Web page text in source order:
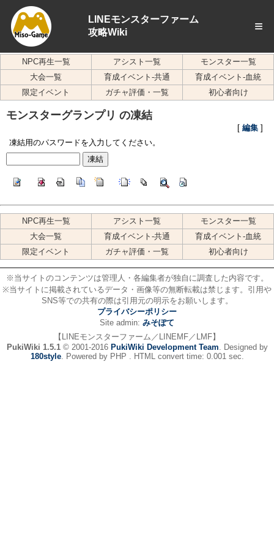
LINEモンスターファーム
攻略Wiki
≡
NPC再生一覧 アシスト一覧
モンスター一覧
大会一覧
育成イベント-共通
育成イベント-血統
限定イベント
ガチャ評価・一覧 初心者向け
モンスターグランプリ の凍結
[ 編集 ]
凍結用のパスワードを入力してください。
NPC再生一覧 アシスト一覧
モンスター一覧
大会一覧
育成イベント-共通
育成イベント-血統
限定イベント
ガチャ評価・一覧 初心者向け
※当サイトのコンテンツは管理人・各編集者が独自に調査した内容です。
※当サイトに掲載されているデータ・画像等の無断転載は禁じます。引用や
SNS等での共有の際は引用元の明示をお願いします。
プライバシーポリシー
Site admin: みそぽて
【LINEモンスターファーム／LINEMF／LMF】
PukiWiki 1.5.1© 2001-2016 PukiWiki Development Team . Designed by
180style. Powered by PHP . HTML convert time: 0.001 sec.